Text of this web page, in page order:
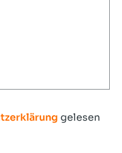
gelesen